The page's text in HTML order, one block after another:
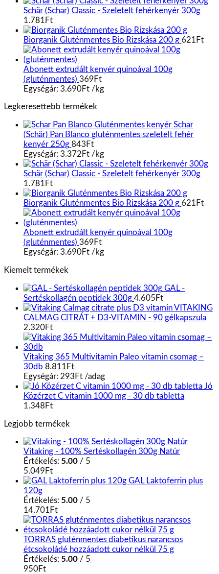
Schär (Schar) Classic - Szeletelt fehérkenyér 300g
1.781 Ft
Biorganik Gluténmentes Bio Rizskása 200 g 621 Ft
Abonett extrudált kenyér quinoával 100g
(gluténmentes) 369 Ft
Egységár: 3.690Ft /kg
Legkeresettebb termékek
Schar
(Schär) Pan Blanco gluténmentes szeletelt fehér
kenyér 250g 843 Ft
Egységár: 3.372 Ft /kg
Schär (Schar) Classic - Szeletelt fehérkenyér 300g
1.781 Ft
Biorganik Gluténmentes Bio Rizskása 200 g 621 Ft
Abonett extrudált kenyér quinoával 100g
(gluténmentes) 369 Ft
Egységár: 3.690Ft /kg
Kiemelt termékek
GAL -
Sertéskollagén peptidek 300g 4.605 Ft
VITAKING
CALMAG CITRÁT + D3-VITAMIN - 90 gélkapszula
2.320Ft
Vitaking 365 Multivitamin Paleo vitamin csomag –
30db 8.811 Ft
Egységár: 293 Ft /adag
Jó
Közérzet C vitamin 1000 mg - 30 db tabletta
1.348 Ft
Legjobb termékek
Vitaking - 100% Sertéskollagén 300g Natúr
Értékelés: 5.00 / 5
5.049 Ft
GAL Laktoferrin plus
120g
Értékelés: 5.00 / 5
14.701 Ft
TORRAS gluténmentes diabetikus narancsos
étcsokoládé hozzáadott cukor nélkül 75 g
Értékelés: 5.00 / 5
950Ft